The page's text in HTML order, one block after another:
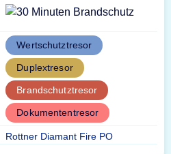
Wertschutztresor
Duplextresor
Brandschutztresor
Dokumententresor
Rottner Diamant Fire PO